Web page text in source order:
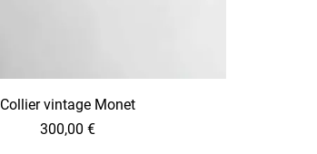
Collier vintage Monet
300,00 €